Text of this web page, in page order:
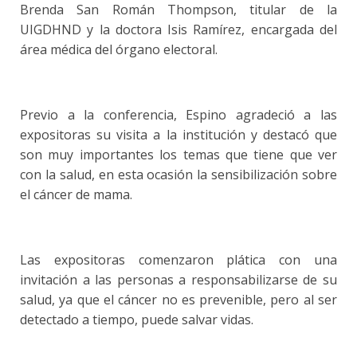
Brenda San Román Thompson, titular de la
UIGDHND y la doctora Isis Ramírez, encargada del
área médica del órgano electoral.
Previo a la conferencia, Espino agradeció a las
expositoras su visita a la institución y destacó que
son muy importantes los temas que tiene que ver
con la salud, en esta ocasión la sensibilización sobre
el cáncer de mama.
Las expositoras comenzaron plática con una
invitación a las personas a responsabilizarse de su
salud, ya que el cáncer no es prevenible, pero al ser
detectado a tiempo, puede salvar vidas.